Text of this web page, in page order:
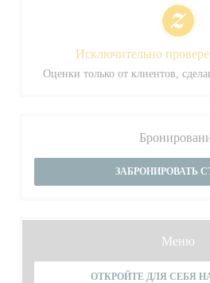
Исключительно
Оценки только от клиентов,
ЗАБРОНИРОВАТЬ
Меню
ОТКРОЙТЕ ДЛЯ СЕБЯ